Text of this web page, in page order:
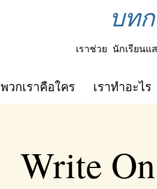
บท
เราช่วย นักเรียนแ
พวกเราคือใคร เราทำอะไร
Write